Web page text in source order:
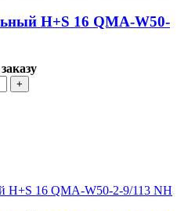
H+S 16 QMA-W50-
+